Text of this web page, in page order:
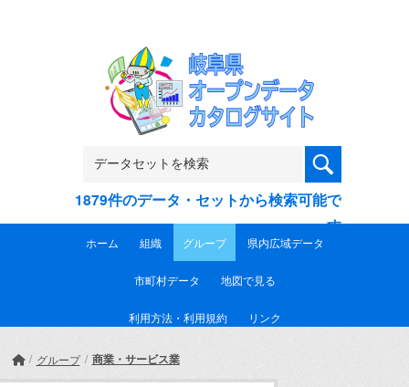
1879件のデータ・セットから検索可能で
す
ホーム 組織 グループ 県内広域データ
市町村データ 地図で見る
利用方法・利用規約 リンク
グループ 商業・サービス業